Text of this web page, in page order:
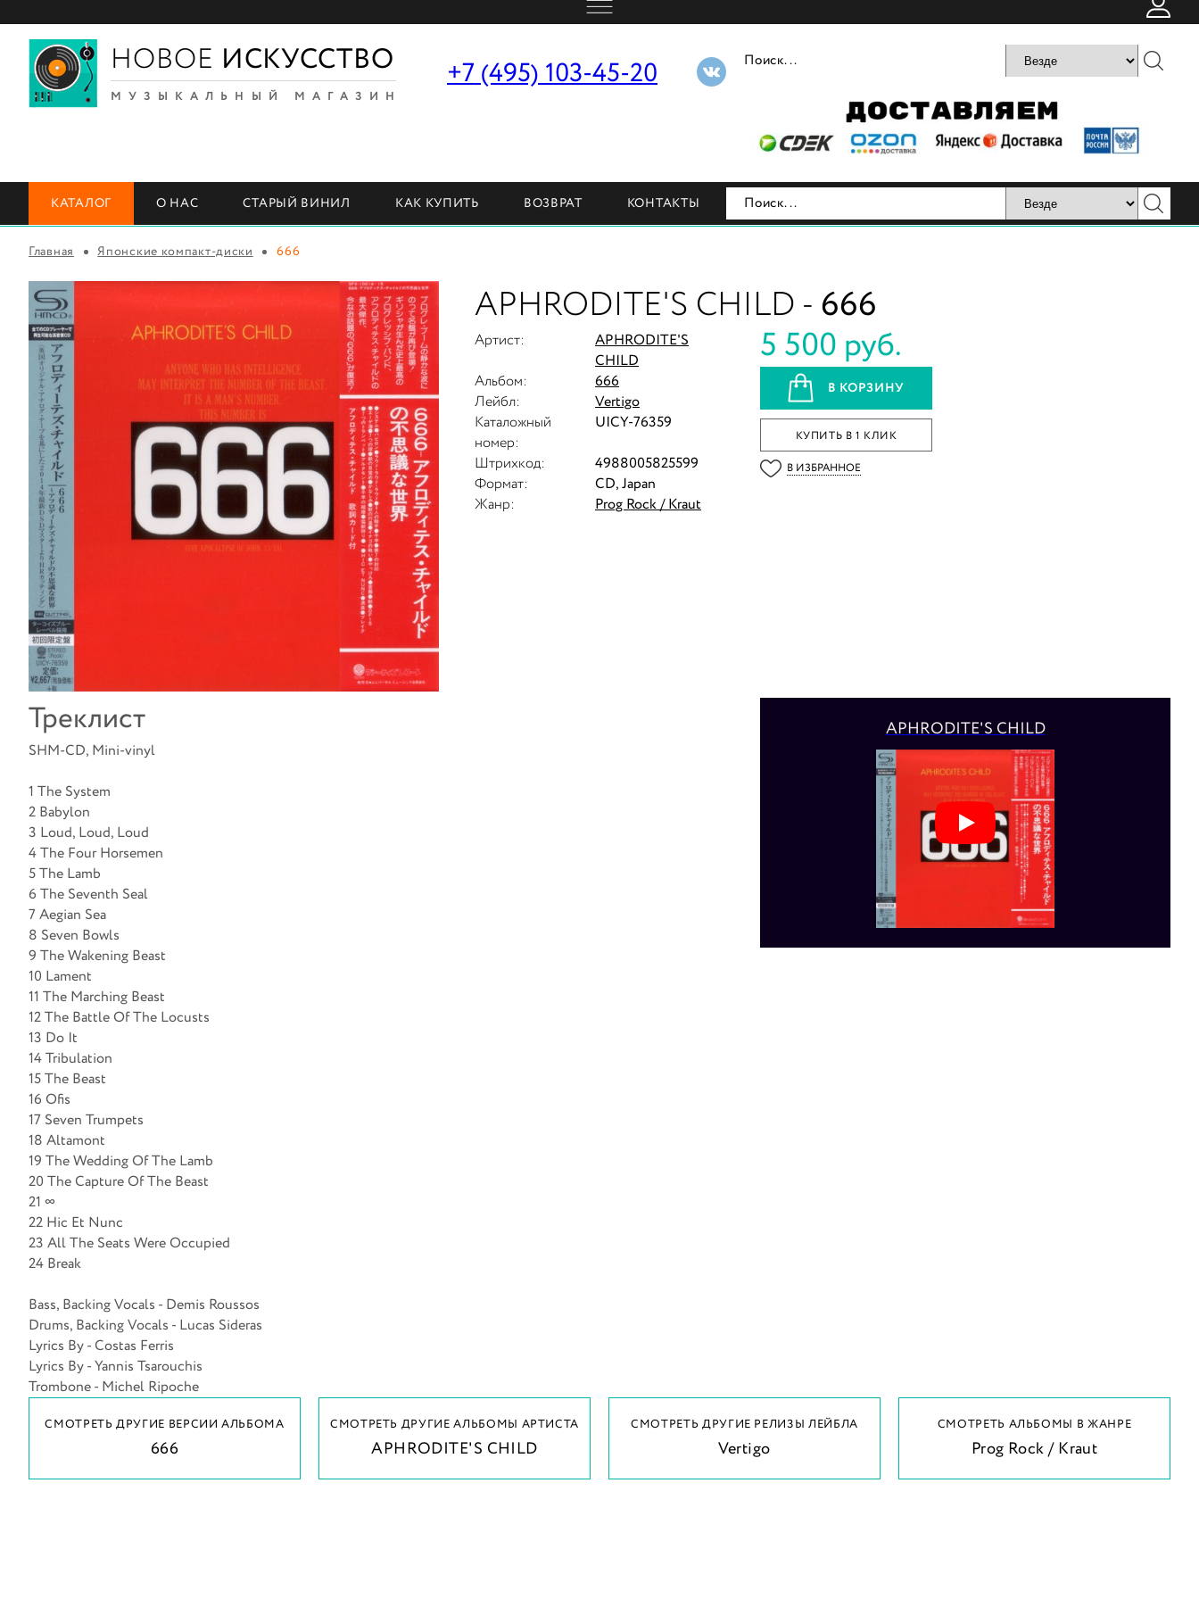
НОВОЕ ИСКУССТВО
МУЗЫКАЛЬНЫЙ МАГАЗИН
+7 (495) 103-45-20
КАТАЛОГ О НАС СТАРЫЙ ВИНИЛ КАК КУПИТЬ ВОЗВРАТ КОНТАКТЫ
Главная Японские компакт-диски 666
APHRODITE'S CHILD - 666
Артист:
APHRODITE'S
CHILD
Альбом:
666
Лейбл:
Vertigo
Каталожный
номер:
UICY-76359
Штрихкод:
4988005825599
Формат:
CD, Japan
Жанр:
Prog Rock / Kraut
5 500 руб.
В КОРЗИНУ
КУПИТЬ В 1 КЛИК
В ИЗБРАННОЕ
Треклист
SHM-CD, Mini-vinyl
1 The System
2 Babylon
3 Loud, Loud, Loud
4 The Four Horsemen
5 The Lamb
6 The Seventh Seal
7 Aegian Sea
8 Seven Bowls
9 The Wakening Beast
10 Lament
11 The Marching Beast
12 The Battle Of The Locusts
13 Do It
14 Tribulation
15 The Beast
16 Ofis
17 Seven Trumpets
18 Altamont
19 The Wedding Of The Lamb
20 The Capture Of The Beast
21 ∞
22 Hic Et Nunc
23 All The Seats Were Occupied
24 Break
Bass, Backing Vocals - Demis Roussos
Drums, Backing Vocals - Lucas Sideras
Lyrics By - Costas Ferris
Lyrics By - Yannis Tsarouchis
Trombone - Michel Ripoche
APHRODITE'S CHILD
СМОТРЕТЬ ДРУГИЕ ВЕРСИИ АЛЬБОМА
666
СМОТРЕТЬ ДРУГИЕ АЛЬБОМЫ АРТИСТА
APHRODITE'S CHILD
СМОТРЕТЬ ДРУГИЕ РЕЛИЗЫ ЛЕЙБЛА
Vertigo
СМОТРЕТЬ АЛЬБОМЫ В ЖАНРЕ
Prog Rock / Kraut